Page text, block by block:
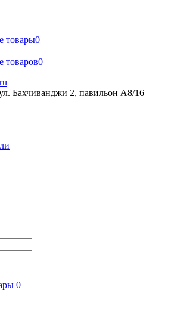
товары0
товаров0
Бахчиванджи 2, павильон А8/16
0